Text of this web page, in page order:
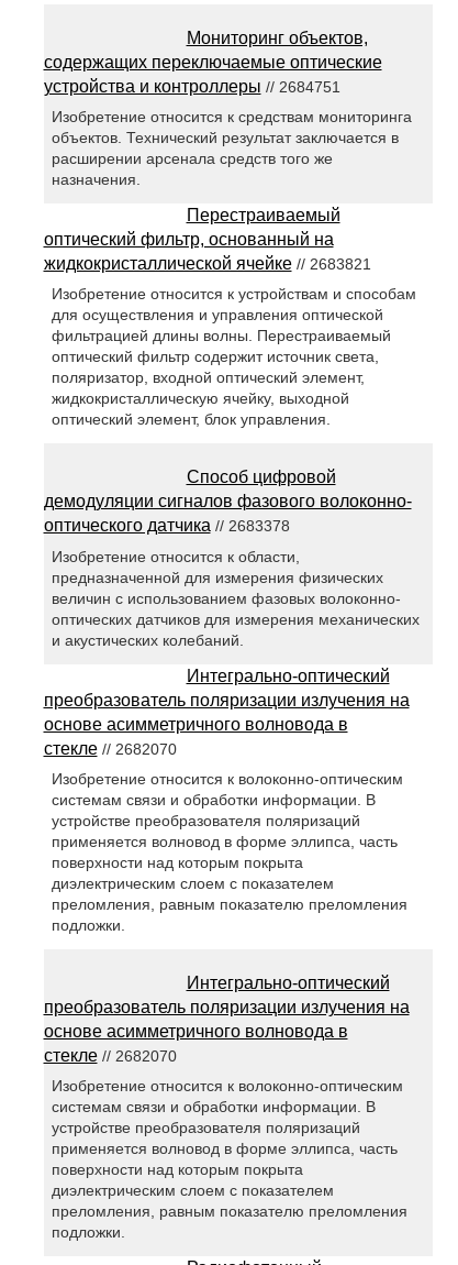
Мониторинг объектов,
содержащих переключаемые оптические
устройства и контроллеры // 2684751
Изобретение относится к средствам мониторинга
объектов. Технический результат заключается в
расширении арсенала средств того же
назначения.
Перестраиваемый
оптический фильтр, основанный на
жидкокристаллической ячейке// 2683821
Изобретение относится к устройствам и способам
для осуществления и управления оптической
фильтрацией длины волны. Перестраиваемый
оптический фильтр содержит источник света,
поляризатор, входной оптический элемент,
жидкокристаллическую ячейку, выходной
оптический элемент, блок управления.
Способ цифровой
демодуляции сигналов фазового волоконно-
оптического датчика// 2683378
Изобретение относится к области,
предназначенной для измерения физических
величин с использованием фазовых волоконно-
оптических датчиков для измерения механических
и акустических колебаний.
Интегрально-оптический
преобразователь поляризации излучения на
основе асимметричного волновода в
стекле// 2682070
Изобретение относится к волоконно-оптическим
системам связи и обработки информации. В
устройстве преобразователя поляризаций
применяется волновод в форме эллипса, часть
поверхности над которым покрыта
диэлектрическим слоем с показателем
преломления, равным показателю преломления
подложки.
Интегрально-оптический
преобразователь поляризации излучения на
основе асимметричного волновода в
стекле// 2682070
Изобретение относится к волоконно-оптическим
системам связи и обработки информации. В
устройстве преобразователя поляризаций
применяется волновод в форме эллипса, часть
поверхности над которым покрыта
диэлектрическим слоем с показателем
преломления, равным показателю преломления
подложки.